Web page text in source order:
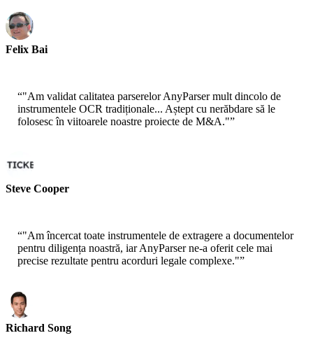
Felix Bai
“"Am validat calitatea parserelor AnyParser mult dincolo de
instrumentele OCR tradiționale... Aștept cu nerăbdare să le
folosesc în viitoarele noastre proiecte de M&A."”
Steve Cooper
“"Am încercat toate instrumentele de extragere a documentelor
pentru diligența noastră, iar AnyParser ne-a oferit cele mai
precise rezultate pentru acorduri legale complexe."”
Richard Song